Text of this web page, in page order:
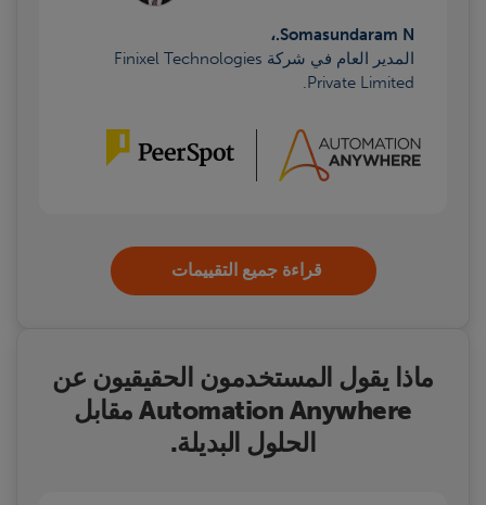
Somasundaram N.،
المدير العام في شركة Finixel Technologies
Private Limited.
قراءة جميع التقييمات
ماذا يقول المستخدمون الحقيقيون عن
Automation Anywhere مقابل
الحلول البديلة.